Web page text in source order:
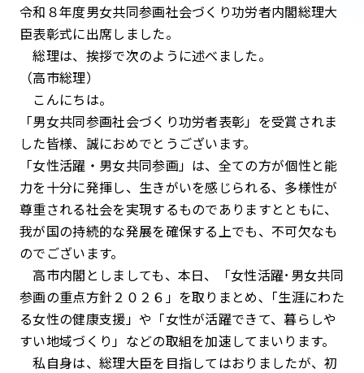
令和８年度男女共同参画社会づくり功労者内閣総理大
臣表彰式に出席しました。
総理は、挨拶で次のように述べました。
（高市総理）
こんにちは。
「男女共同参画社会づくり功労者表彰」を受賞されま
した皆様、誠におめでとうございます。
「女性活躍・男女共同参画」は、全ての方が個性と能
力を十分に発揮し、生きがいを感じられる、多様性が
尊重される社会を実現するものでありますとともに、
我が国の持続的な発展を確保する上でも、不可欠なも
のでございます。
高市内閣としましても、本日、「女性活躍･男女共同
参画の重点方針２０２６」を取りまとめ､「生涯にわた
る女性の健康支援」や「女性が活躍できて、暮らしや
すい地域づくり」などの取組を加速してまいります。
私自身は、総理大臣を目指してはおりましたが、初